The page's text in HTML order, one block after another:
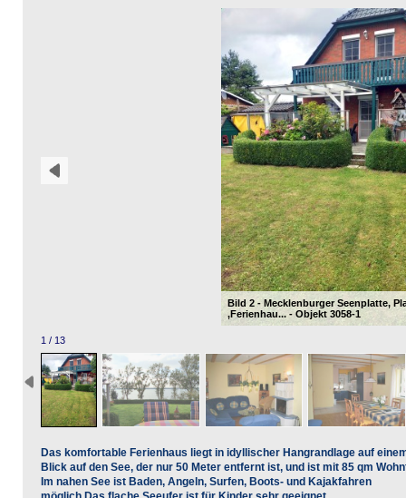
Bild 2 - Mecklenburger Seenplatte,
,Ferienhau... - Objekt 3058-1
1 / 13
Das komfortable Ferienhaus liegt in idyllischer Hangrandlage auf
Blick auf den See, der nur 50 Meter entfernt ist, und ist mit 85 qm
Im nahen See ist Baden, Angeln, Surfen, Boots- und Kajakfahren